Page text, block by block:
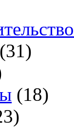
(31)
(18)